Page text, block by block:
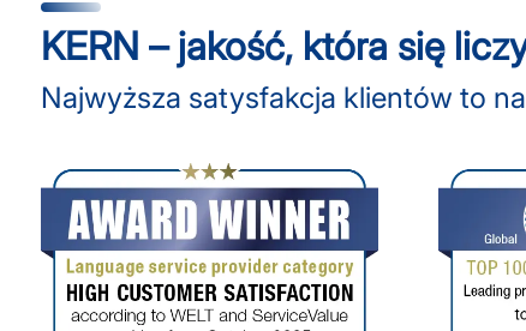
KERN – jakość, która się
Najwyższa satysfakcja klientów to